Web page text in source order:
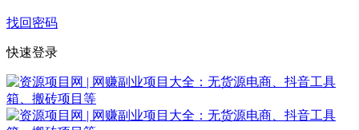
找回密码
快速登录